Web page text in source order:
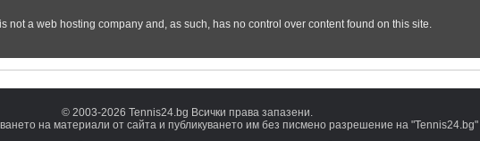
© 2003-2026 Tennis24.bg Всички права запазени.
на материали от сайта и публикуването им без писмено разрешение на "Tennis24.bg"